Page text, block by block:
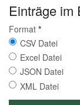
Einträge im
Format *
CSV Datei
Excel Datei
JSON Datei
XML Datei